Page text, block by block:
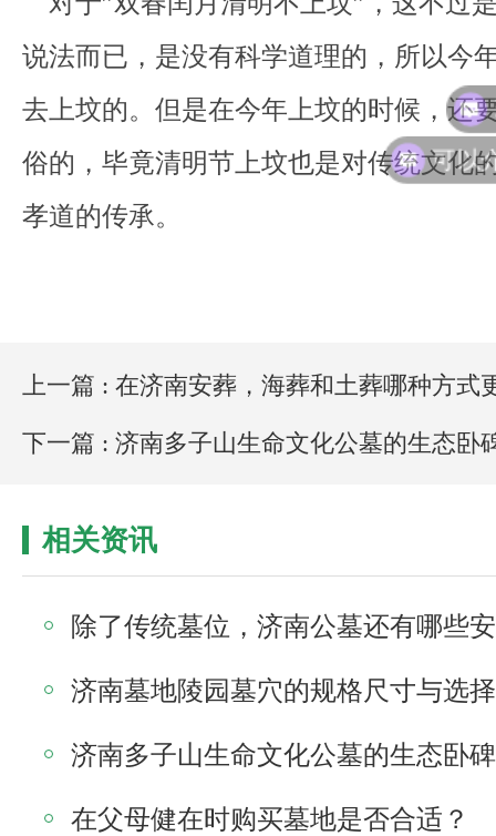
说法而已，是没有科学道理的，所以今
去上坟的。但是在今年上坟的时候，还
俗的，毕竟清明节上坟也是对传统文化
孝道的传承。
上一篇 : 在济南安葬，海葬和土葬哪种方式
相关资讯
济南墓地陵园墓穴的规格尺寸与选择
在父母健在时购买墓地是否合适？